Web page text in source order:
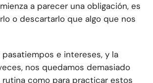
a parecer una obligación, es
o descartarlo que algo que nos
e intereses, y la
nos quedamos demasiado
rutina como para practicar estos